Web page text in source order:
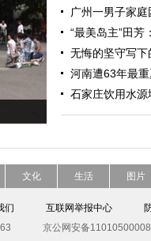
广州一男子家
“最美岛主”田芳
无悔的坚守写下
河南遭63年最
石家庄饮用水源
文化 生活 图片
们 互联网举报中心
京公网安备